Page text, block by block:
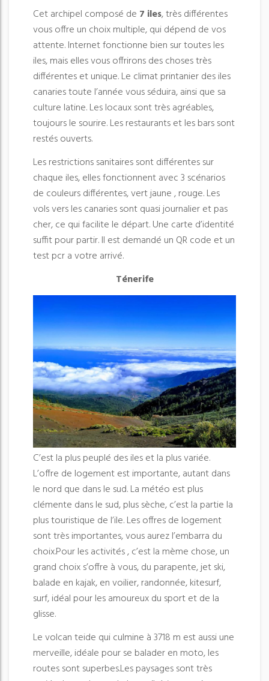
Cet archipel composé de 7 iles, très différentes
vous offre un choix multiple, qui dépend de vos
attente. Internet fonctionne bien sur toutes les
iles, mais elles vous offrirons des choses très
différentes et unique. Le climat printanier des iles
canaries toute l’année vous séduira, ainsi que sa
culture latine. Les locaux sont très agréables,
toujours le sourire. Les restaurants et les bars sont
restés ouverts.
Les restrictions sanitaires sont différentes sur
chaque iles, elles fonctionnent avec 3 scénarios
de couleurs différentes, vert jaune , rouge. Les
vols vers les canaries sont quasi journalier et pas
cher, ce qui facilite le départ. Une carte d’identité
suffit pour partir. Il est demandé un QR code et un
test pcr a votre arrivé.
Ténerife
C’est la plus peuplé des iles et la plus variée.
L’offre de logement est importante, autant dans
le nord que dans le sud. La météo est plus
clémente dans le sud, plus sèche, c’est la partie la
plus touristique de l’ile. Les offres de logement
sont très importantes, vous aurez l’embarra du
choix.Pour les activités , c’est la mème chose, un
grand choix s’offre à vous, du parapente, jet ski,
balade en kajak, en voilier, randonnée, kitesurf,
surf, idéal pour les amoureux du sport et de la
glisse.
Le volcan teide qui culmine à 3718 m est aussi une
merveille, idéale pour se balader en moto, les
routes sont superbes.Les paysages sont très